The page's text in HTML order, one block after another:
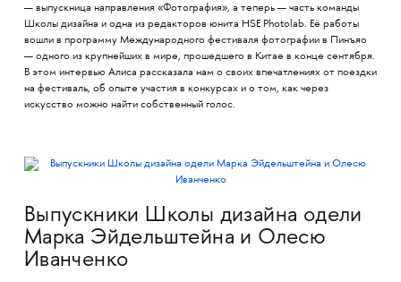
— выпускница направления «Фотография», а теперь — часть команды
Школы дизайна и одна из редакторов юнита HSE Photolab. Её работы
вошли в программу Международного фестиваля фотографии в Пинъяо
— одного из крупнейших в мире, прошедшего в Китае в конце сентября.
В этом интервью Алиса рассказала нам о своих впечатлениях от поездки
на фестиваль, об опыте участия в конкурсах и о том, как через
искусство можно найти собственный голос.
Выпускники Школы дизайна одели
Марка Эйдельштейна и Олесю
Иванченко